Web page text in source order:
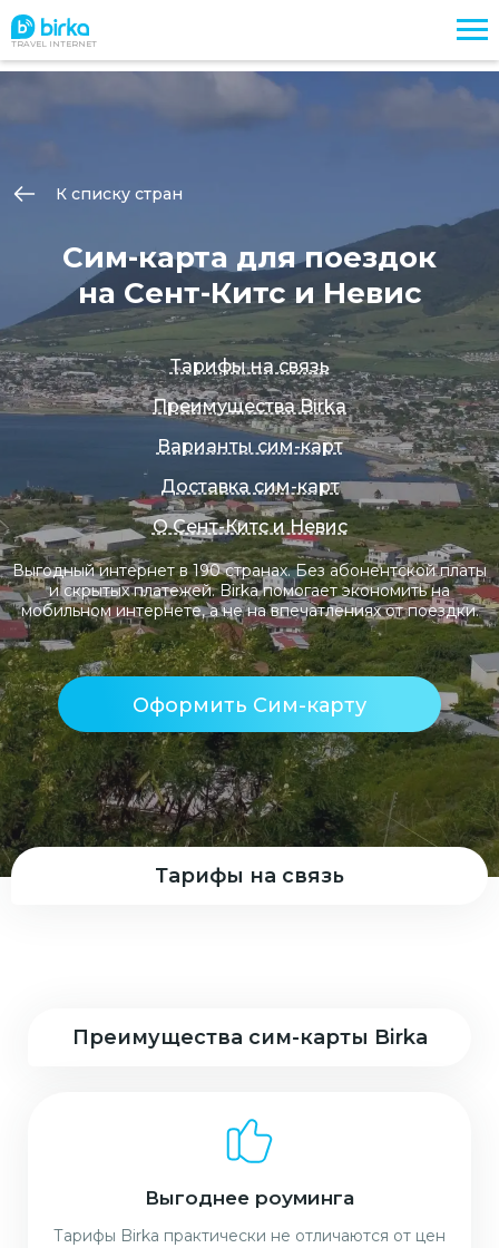
TRAVEL INTERNET
К списку стран
Сим-карта для поездок
на Сент-Китс и Невис
Тарифы на связь
Преимущества Birka
Варианты сим-карт
Доставка сим-карт
О Сент-Китс и Невис
Выгодный интернет в 190 странах. Без абонентской платы
и скрытых платежей. Birka помогает экономить на
мобильном интернете, а не на впечатлениях от поездки.
Оформить Сим-карту
Тарифы на связь
Преимущества сим-карты Birka
Выгоднее роуминга
Тарифы Birka практически не отличаются от цен